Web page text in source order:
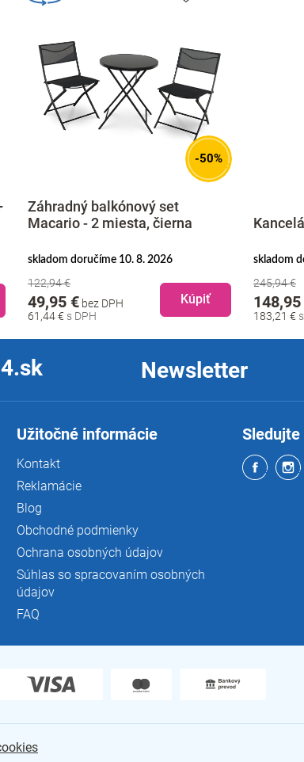
-50%
Záhradný balkónový set
Macario - 2 miesta, čierna
skladom doručíme 10. 8. 2026
122,94 €
61,44 €
49,95 € bez DPH Kúpiť
skladom
245,94 €
183,21 €
Newsletter
Užitočné informácie
Kontakt
Reklamácie
Blog
Obchodné podmienky
Ochrana osobných údajov
Súhlas so spracovaním osobných
údajov
FAQ
Sledujte